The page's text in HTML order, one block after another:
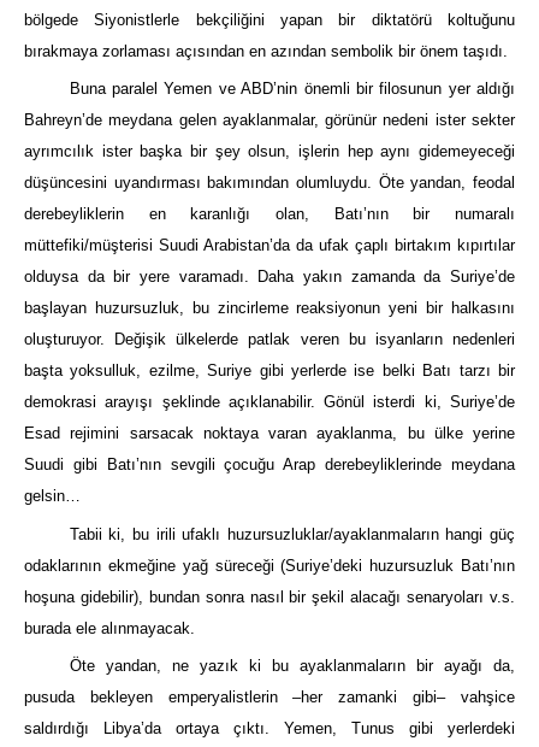
bölgede Siyonistlerle bekçiliğini yapan bir diktatörü koltuğunu
bırakmaya zorlaması açısından en azından sembolik bir önem taşıdı.
Buna paralel Yemen ve ABD’nin önemli bir filosunun yer aldığı
Bahreyn’de meydana gelen ayaklanmalar, görünür nedeni ister sekter
ayrımcılık ister başka bir şey olsun, işlerin hep aynı gidemeyeceği
düşüncesini uyandırması bakımından olumluydu. Öte yandan, feodal
derebeyliklerin en karanlığı olan, Batı’nın bir numaralı
müttefiki/müşterisi Suudi Arabistan’da da ufak çaplı birtakım kıpırtılar
olduysa da bir yere varamadı. Daha yakın zamanda da Suriye’de
başlayan huzursuzluk, bu zincirleme reaksiyonun yeni bir halkasını
oluşturuyor. Değişik ülkelerde patlak veren bu isyanların nedenleri
başta yoksulluk, ezilme, Suriye gibi yerlerde ise belki Batı tarzı bir
demokrasi arayışı şeklinde açıklanabilir. Gönül isterdi ki, Suriye’de
Esad rejimini sarsacak noktaya varan ayaklanma, bu ülke yerine
Suudi gibi Batı’nın sevgili çocuğu Arap derebeyliklerinde meydana
gelsin…
Tabii ki, bu irili ufaklı huzursuzluklar/ayaklanmaların hangi güç
odaklarının ekmeğine yağ süreceği (Suriye’deki huzursuzluk Batı’nın
hoşuna gidebilir), bundan sonra nasıl bir şekil alacağı senaryoları v.s.
burada ele alınmayacak.
Öte yandan, ne yazık ki bu ayaklanmaların bir ayağı da,
pusuda bekleyen emperyalistlerin –her zamanki gibi– vahşice
saldırdığı Libya’da ortaya çıktı. Yemen, Tunus gibi yerlerdeki